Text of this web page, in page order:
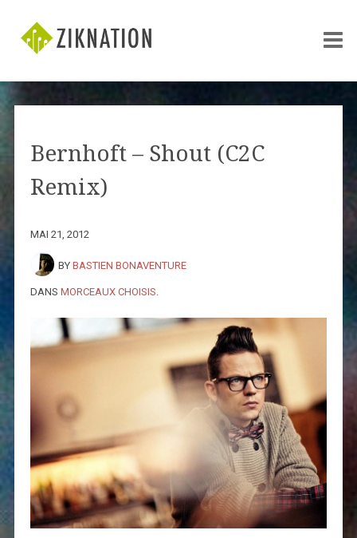
Bernhoft – Shout (C2C
Remix)
MAI 21, 2012
BY BASTIEN BONAVENTURE
DANS MORCEAUX CHOISIS